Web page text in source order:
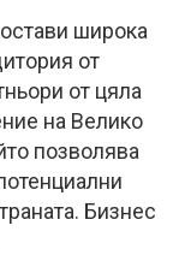
широка
от
от цяла
на Велико
позволява
Бизнес